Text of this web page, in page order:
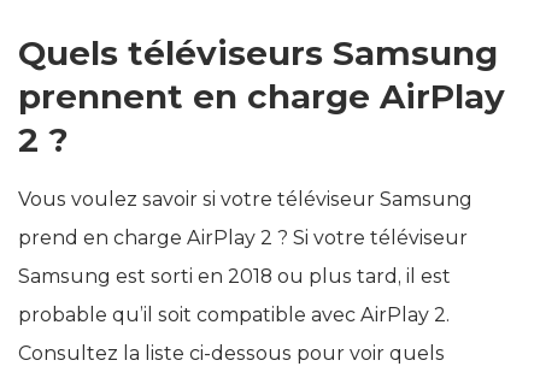
Quels téléviseurs Samsung
prennent en charge AirPlay
2 ?
Vous voulez savoir si votre téléviseur Samsung
prend en charge AirPlay 2 ? Si votre téléviseur
Samsung est sorti en 2018 ou plus tard, il est
probable qu’il soit compatible avec AirPlay 2.
Consultez la liste ci-dessous pour voir quels